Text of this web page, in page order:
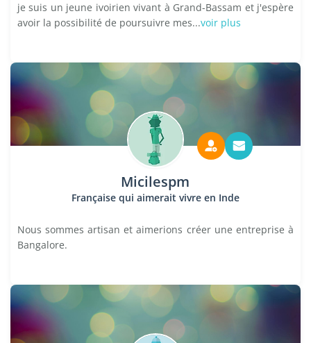
je suis un jeune ivoirien vivant à Grand-Bassam et j'espère
avoir la possibilité de poursuivre mes...voir plus
Micilespm
Française qui aimerait vivre en Inde
Nous sommes artisan et aimerions créer une entreprise à
Bangalore.